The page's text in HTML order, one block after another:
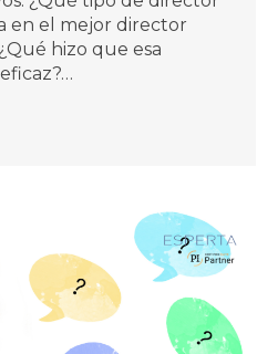
en el mejor director
hizo que esa